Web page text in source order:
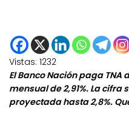
Vistas: 1232
El Banco Nación paga TNA
mensual de 2,91%. La
proyectada hasta 2,8%.